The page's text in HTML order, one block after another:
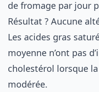
de fromage par jour
Résultat ? Aucune
Les acides gras
moyenne n’ont pas
cholestérol lorsque
modérée.